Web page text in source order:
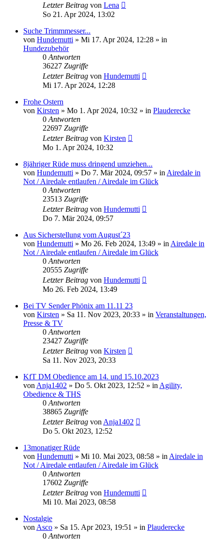
Letzter Beitrag von Lena
So 21. Apr 2024, 13:02
Suche Trimmmesser...
von Hundemutti » Mi 17. Apr 2024, 12:28 » in
Hundezubehör
0Antworten
36227 Zugriffe
Letzter Beitrag von Hundemutti
Mi 17. Apr 2024, 12:28
Frohe Ostern
von Kirsten » Mo 1. Apr 2024, 10:32 » in Plauderecke
0Antworten
22697 Zugriffe
Letzter Beitrag von Kirsten
Mo 1. Apr 2024, 10:32
8jähriger Rüde muss dringend umziehen...
von Hundemutti » Do 7. Mär 2024, 09:57 » inAiredale in
Not / Airedale entlaufen / Airedale im Glück
0Antworten
23513 Zugriffe
Letzter Beitrag von Hundemutti
Do 7. Mär 2024, 09:57
Aus Sicherstellung vom August´23
von Hundemutti » Mo 26. Feb 2024, 13:49 » inAiredale in
Not / Airedale entlaufen / Airedale im Glück
0Antworten
20555 Zugriffe
Letzter Beitrag von Hundemutti
Mo 26. Feb 2024, 13:49
Bei TV Sender Phönix am 11.11 23
von Kirsten » Sa 11. Nov 2023, 20:33 » in Veranstaltungen,
Presse & TV
0Antworten
23427 Zugriffe
Letzter Beitrag von Kirsten
Sa 11. Nov 2023, 20:33
KfT DM Obedience am 14. und 15.10.2023
vonAnja1402 » Do 5. Okt 2023, 12:52 » inAgility,
Obedience & THS
0Antworten
38865 Zugriffe
Letzter Beitrag vonAnja1402
Do 5. Okt 2023, 12:52
13monatiger Rüde
von Hundemutti » Mi 10. Mai 2023, 08:58 » inAiredale in
Not / Airedale entlaufen / Airedale im Glück
0Antworten
17602 Zugriffe
Letzter Beitrag von Hundemutti
Mi 10. Mai 2023, 08:58
Nostalgie
vonAsco » Sa 15. Apr 2023, 19:51 » in Plauderecke
0Antworten